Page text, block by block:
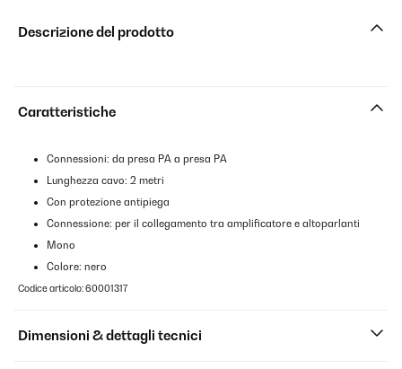
Descrizione del prodotto
Caratteristiche
Connessioni: da presa PA a presa PA
Lunghezza cavo: 2 metri
Con protezione antipiega
Connessione: per il collegamento tra amplificatore e altoparlanti
Mono
Colore: nero
Codice articolo: 60001317
Dimensioni & dettagli tecnici